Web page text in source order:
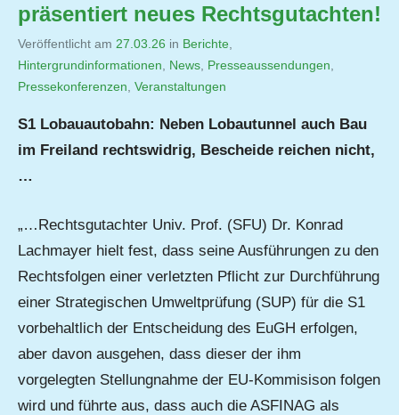
präsentiert neues Rechtsgutachten!
Veröffentlicht am 27.03.26 von
Jutta
Matysek
in Berichte
Hintergrundinformationen
News Presseaussendungen
Pressekonferenzen Veranstaltungen
S1 Lobauautobahn: Neben Lobautunnel auch Bau
im Freiland rechtswidrig, Bescheide reichen nicht,
…
„…Rechtsgutachter Univ. Prof. (SFU) Dr. Konrad
Lachmayer hielt fest, dass seine Ausführungen zu den
Rechtsfolgen einer verletzten Pflicht zur Durchführung
einer Strategischen Umweltprüfung (SUP) für die S1
vorbehaltlich der Entscheidung des EuGH erfolgen,
aber davon ausgehen, dass dieser der ihm
vorgelegten Stellungnahme der EU-Kommisison folgen
wird und führte aus, dass auch die ASFINAG als